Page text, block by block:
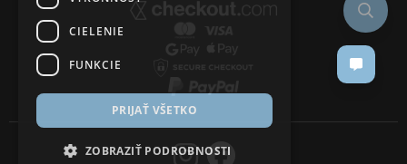
CIELENIE
FUNKCIE
PRIJAŤ VŠETKO
ZOBRAZIŤ PODROBNOSTI